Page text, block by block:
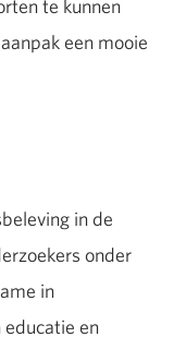
te kunnen
een mooie
in de
onder
in
en